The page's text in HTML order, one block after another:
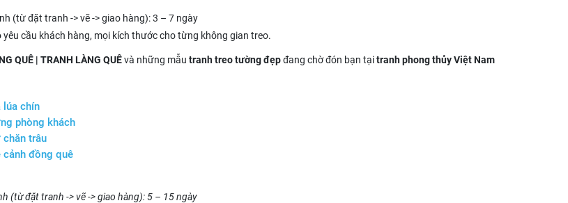
(từ đặt tranh -> vẽ -> giao hàng): 3 – 7 ngày
yêu cầu khách hàng, mọi kích thước cho từng không gian treo.
QUÊ | TRANH LÀNG QUÊvà những mẫu tranh treo tường đẹpđang chờ đón bạn tạitranh phong thủy Việt Nam
lúa chín
phòng khách
trâu
cảnh đồng quê
(từ đặt tranh -> vẽ -> giao hàng): 5 – 15 ngày